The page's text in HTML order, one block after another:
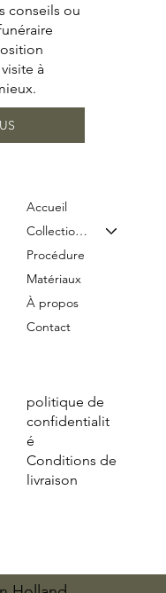
politique de
confidentialit
é
Conditions de
livraison
Accueil
Collection & Tarifs
Procédure
Matériaux
À propos
Contact
conseils ou
à